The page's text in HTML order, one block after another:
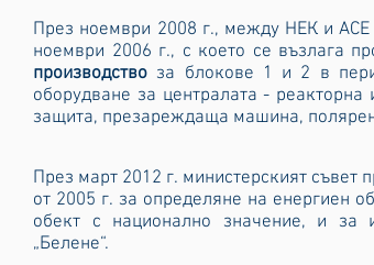
През ноември 2008 г., между НЕК и АСЕ
ноември 2006 г., с което се възлага
производство за блокове 1 и 2 в
оборудване за централата - реакторна
защита, презареждаща машина,
През март 2012 г. министерският
от 2005 г. за определяне на енергиен
обект с национално значение, и за
„Белене“.